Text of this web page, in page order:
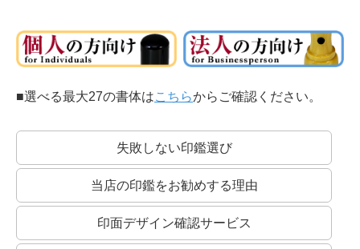
■選べる最大27の書体はこちらからご確認ください。
失敗しない印鑑選び
当店の印鑑をお勧めする理由
印面デザイン確認サービス